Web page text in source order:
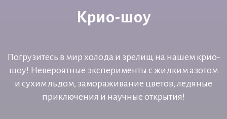
Крио-шоу
Погрузитесь в мир холода и зрелищ на нашем крио-
шоу! Невероятные эксперименты с жидким азотом
и сухим льдом, замораживание цветов, ледяные
приключения и научные открытия!